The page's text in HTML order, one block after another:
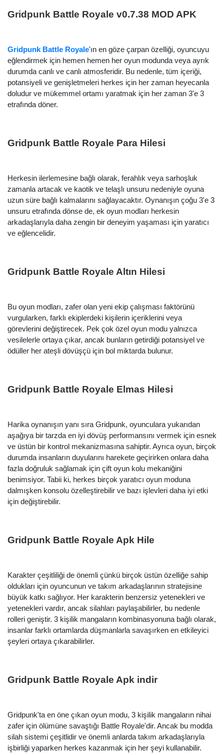
Gridpunk Battle Royale v0.7.38 MOD APK
Gridpunk Battle Royale'ın en göze çarpan özelliği, oyuncuyu
eğlendirmek için hemen hemen her oyun modunda veya ayrık
durumda canlı ve canlı atmosferidir. Bu nedenle, tüm içeriği,
potansiyeli ve genişletmeleri herkes için her zaman heyecanla
doludur ve mükemmel ortamı yaratmak için her zaman 3'e 3
etrafında döner.
Gridpunk Battle Royale Para Hilesi
Herkesin ilerlemesine bağlı olarak, ferahlık veya sarhoşluk
zamanla artacak ve kaotik ve telaşlı unsuru nedeniyle oyuna
uzun süre bağlı kalmalarını sağlayacaktır. Oynanışın çoğu 3'e 3
unsuru etrafında dönse de, ek oyun modları herkesin
arkadaşlarıyla daha zengin bir deneyim yaşaması için yaratıcı
ve eğlencelidir.
Gridpunk Battle Royale Altın Hilesi
Bu oyun modları, zafer olan yeni ekip çalışması faktörünü
vurgularken, farklı ekiplerdeki kişilerin içeriklerini veya
görevlerini değiştirecek. Pek çok özel oyun modu yalnızca
vesilelerle ortaya çıkar, ancak bunların getirdiği potansiyel ve
ödüller her ateşli dövüşçü için bol miktarda bulunur.
Gridpunk Battle Royale Elmas Hilesi
Harika oynanışın yanı sıra Gridpunk, oyunculara yukarıdan
aşağıya bir tarzda en iyi dövüş performansını vermek için esnek
ve üstün bir kontrol mekanizmasına sahiptir. Ayrıca oyun, birçok
durumda insanların duyularını harekete geçirirken onlara daha
fazla doğruluk sağlamak için çift oyun kolu mekaniğini
benimsiyor. Tabii ki, herkes birçok yaratıcı oyun moduna
dalmışken konsolu özelleştirebilir ve bazı işlevleri daha iyi etki
için değiştirebilir.
Gridpunk Battle Royale Apk Hile
Karakter çeşitliliği de önemli çünkü birçok üstün özelliğe sahip
oldukları için oyuncunun ve takım arkadaşlarının stratejisine
büyük katkı sağlıyor. Her karakterin benzersiz yetenekleri ve
yetenekleri vardır, ancak silahları paylaşabilirler, bu nedenle
rolleri geniştir. 3 kişilik mangaların kombinasyonuna bağlı olarak,
insanlar farklı ortamlarda düşmanlarla savaşırken en etkileyici
şeyleri ortaya çıkarabilirler.
Gridpunk Battle Royale Apk indir
Gridpunk'ta en öne çıkan oyun modu, 3 kişilik mangaların nihai
zafer için ölümüne savaştığı Battle Royale'dir. Ancak bu modda
silah sistemi çeşitlidir ve önemli anlarda takım arkadaşlarıyla
işbirliği yaparken herkes kazanmak için her şeyi kullanabilir.